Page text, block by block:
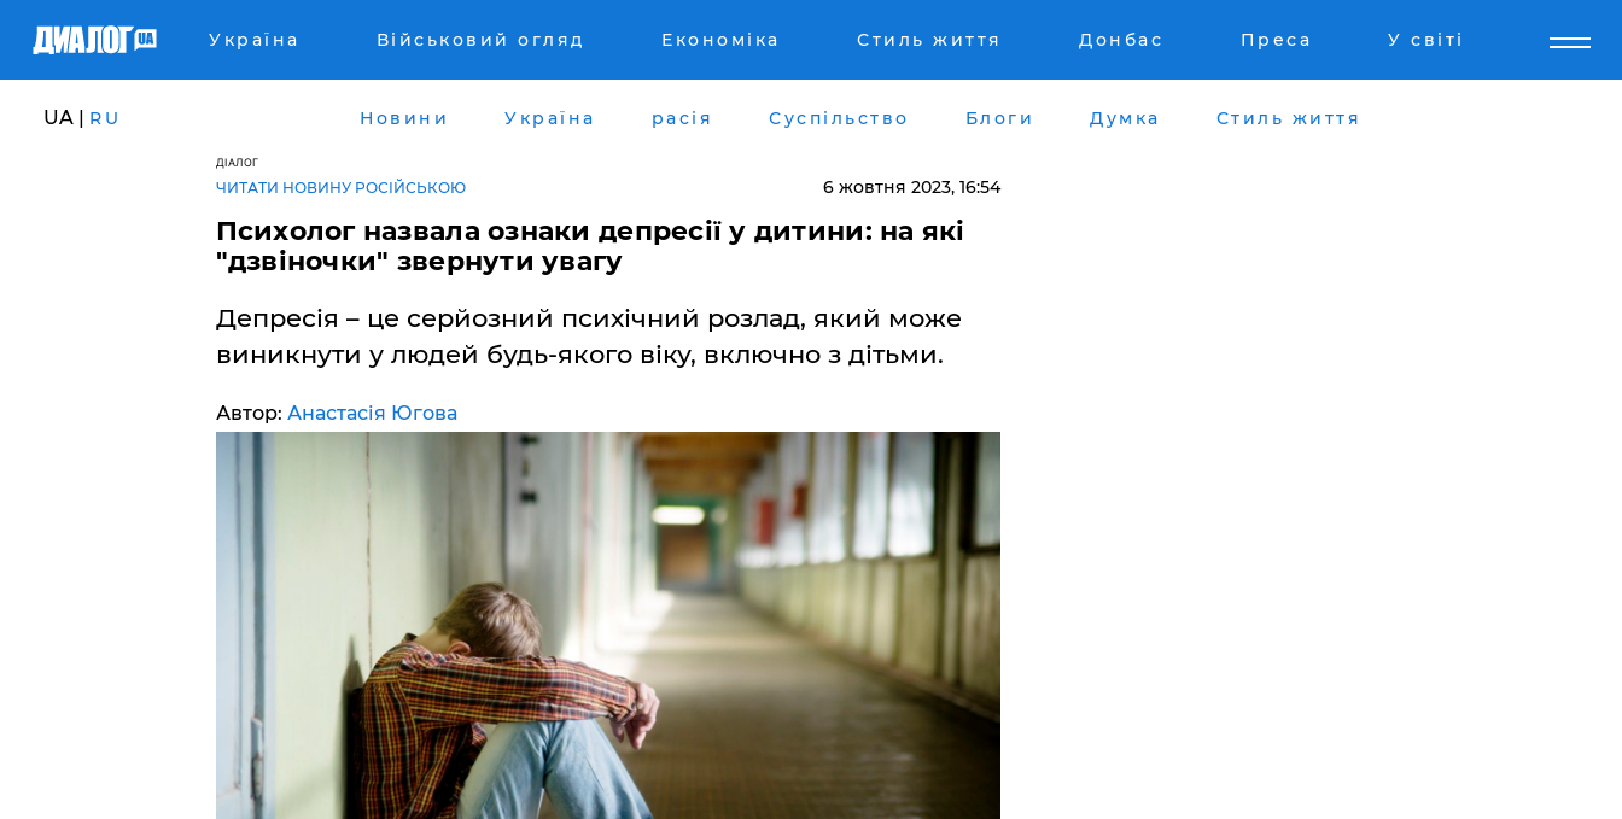
Україна Військовий огляд Економіка Стиль життя Донбас Преса У світі
UA | RU Новини Україна расія Суспільство Блоги Думка Стиль життя
ДІАЛОГ
ЧИТАТИ НОВИНУ РОСІЙСЬКОЮ 6 жовтня 2023, 16:54
Психолог назвала ознаки депресії у дитини: на які
"дзвіночки" звернути увагу
Депресія – це серйозний психічний розлад, який може
виникнути у людей будь-якого віку, включно з дітьми.
Автор: Анастасія Югова